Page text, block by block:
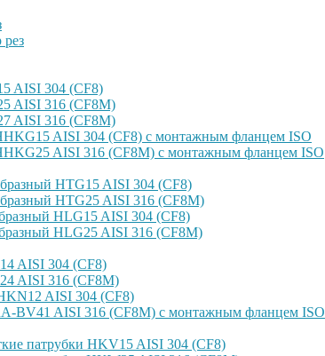
AISI 304 (CF8)
AISI 316 (CF8M)
AISI 316 (CF8M)
AISI 304 (CF8) с монтажным фланцем ISO
AISI 316 (CF8M) с монтажным фланцем ISO
HTG15 AISI 304 (CF8)
HTG25 AISI 316 (CF8M)
HLG15 AISI 304 (CF8)
HLG25 AISI 316 (CF8M)
AISI 304 (CF8)
AISI 316 (CF8M)
AISI 304 (CF8)
BV41 AISI 316 (CF8M) с монтажным фланцем ISO
патрубки HKV15 AISI 304 (CF8)